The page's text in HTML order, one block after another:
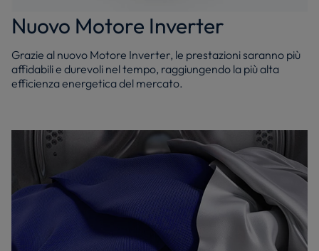
Nuovo Motore Inverter
Grazie al nuovo Motore Inverter, le prestazioni saranno più
affidabili e durevoli nel tempo, raggiungendo la più alta
efficienza energetica del mercato.